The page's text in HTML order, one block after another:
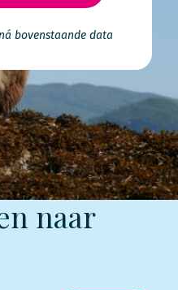
bovenstaande data
naar